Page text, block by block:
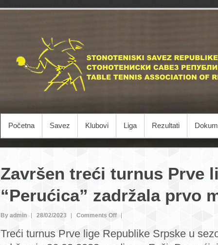
Početna Savez Klubovi Liga Rezultati
Završen treći turnus Prve
“Perućica” zadržala prvo
By admin 28/02/2023 Comments Offon
treći
Treći turnus Prve lige Republike Srpske u